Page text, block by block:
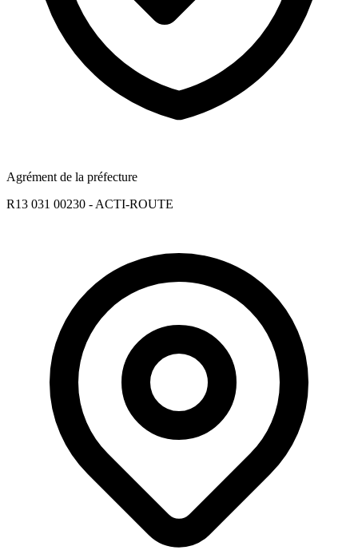
Agrément de la préfecture
R13 031 00230 - ACTI-ROUTE